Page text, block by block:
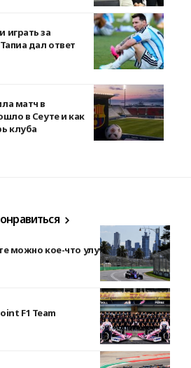
играть за
дал ответ
матч в
в Сеуте и как
клуба
можно кое-что улучшить
F1 Team